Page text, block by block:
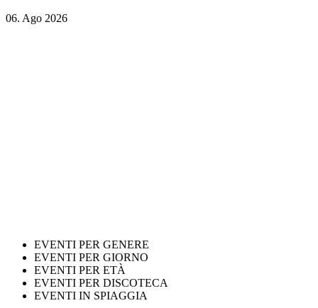
06. Ago 2026
EVENTI PER GENERE
EVENTI PER GIORNO
EVENTI PER ETÀ
EVENTI PER DISCOTECA
EVENTI IN SPIAGGIA